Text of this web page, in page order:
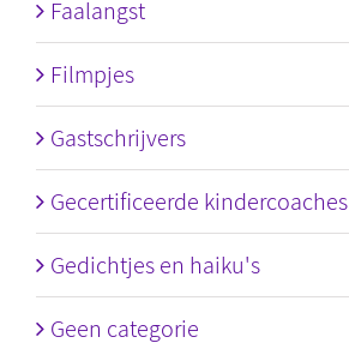
Faalangst
Filmpjes
Gastschrijvers
Gecertificeerde kindercoaches
Gedichtjes en haiku's
Geen categorie